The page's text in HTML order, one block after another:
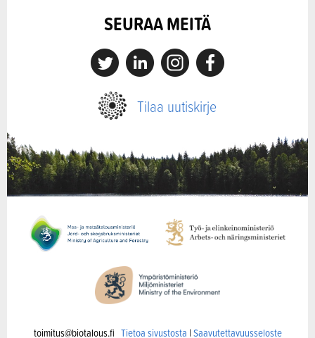
SEURAA MEITÄ
X LinkedinInstagramFacebook
Tilaa uutiskirje
toimitus@biotalous.fi Tietoa sivustosta |Saavutettavuusseloste